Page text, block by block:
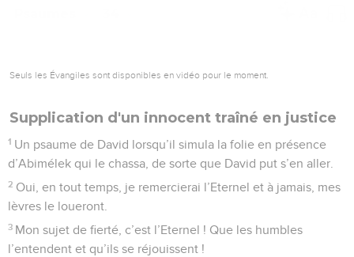
Seuls les Évangiles sont disponibles en vidéo pour le moment.
Supplication d'un innocent traîné en justice
1 Un psaume de David lorsqu’il simula la folie en présence
d’Abimélek qui le chassa, de sorte que David put s’en aller.
2 Oui, en tout temps, je remercierai l’Eternel et à jamais, mes
lèvres le loueront.
3 Mon sujet de fierté, c’est l’Eternel ! Que les humbles
l’entendent et qu’ils se réjouissent !